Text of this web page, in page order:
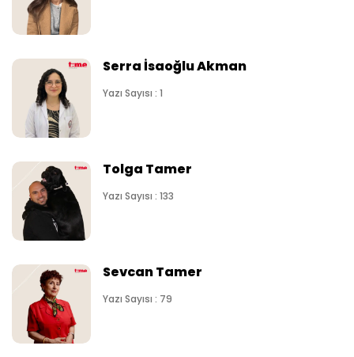
Serra İsaoğlu Akman
Yazı Sayısı : 1
Tolga Tamer
Yazı Sayısı : 133
Sevcan Tamer
Yazı Sayısı : 79